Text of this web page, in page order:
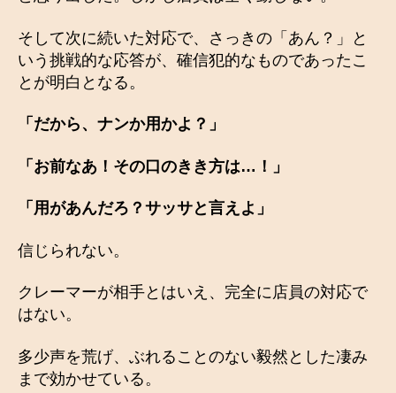
そして次に続いた対応で、さっきの「あん？」と
いう挑戦的な応答が、確信犯的なものであったこ
とが明白となる。
「だから、ナンか用かよ？」
「お前なあ！その口のきき方は…！」
「用があんだろ？サッサと言えよ」
信じられない。
クレーマーが相手とはいえ、完全に店員の対応で
はない。
多少声を荒げ、ぶれることのない毅然とした凄み
まで効かせている。